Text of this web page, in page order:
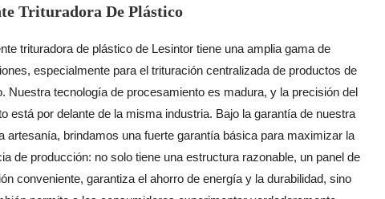
Trituradora De Plástico
trituradora de plástico de Lesintor tiene una amplia gama de
especialmente para el trituración centralizada de productos de
Nuestra tecnología de procesamiento es madura, y la precisión del
está por delante de la misma industria. Bajo la garantía de nuestra
artesanía, brindamos una fuerte garantía básica para maximizar la
de producción: no solo tiene una estructura razonable, un panel de
conveniente, garantiza el ahorro de energía y la durabilidad, sino